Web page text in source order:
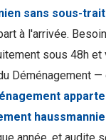
sans sous-
à l'arrivée.
sous 48h
Déménagement